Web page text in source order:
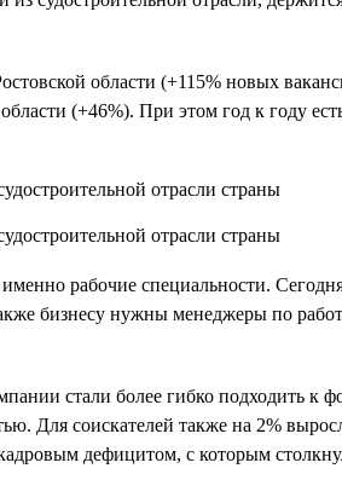
области (+115% новых
(+46%). При этом год к году
рабочие специальности.
бизнесу нужны менеджеры по
стали более гибко подходить к
Для соискателей также на 2%
дефицитом, с которым